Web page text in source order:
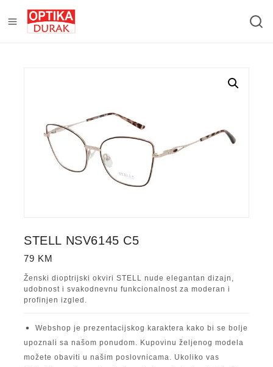
STELL NSV6145 C5
79 KM
Ženski dioptrijski okviri STELL nude elegantan dizajn,
udobnost i svakodnevnu funkcionalnost za moderan i
profinjen izgled.
Webshop je prezentacijskog karaktera kako bi se bolje
upoznali sa našom ponudom. Kupovinu željenog modela
možete obaviti u našim poslovnicama. Ukoliko vas